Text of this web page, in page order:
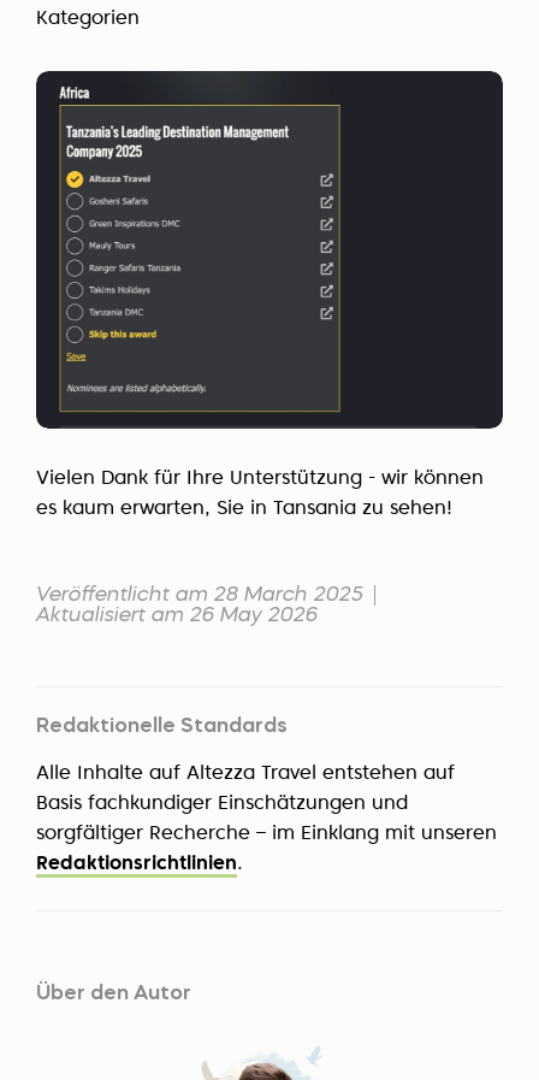
Kategorien
Vielen Dank für Ihre Unterstützung - wir können
es kaum erwarten, Sie in Tansania zu sehen!
Veröffentlicht am 28 March 2025
Aktualisiert am 26 May 2026
Redaktionelle Standards
Alle Inhalte auf Altezza Travel entstehen auf
Basis fachkundiger Einschätzungen und
sorgfältiger Recherche – im Einklang mit unseren
Redaktionsrichtlinien.
Über den Autor